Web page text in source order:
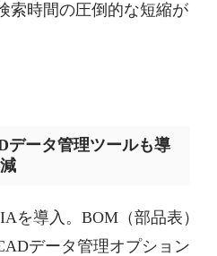
索時間の圧倒的な短縮が
データ管理ツールも導
を導入。BOM（部品表）
データ管理オプション